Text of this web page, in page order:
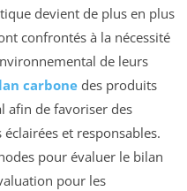
devient de plus en plus
confrontés à la nécessité
de leurs
carbone des produits
afin de favoriser des
et responsables.
pour évaluer le bilan
pour les